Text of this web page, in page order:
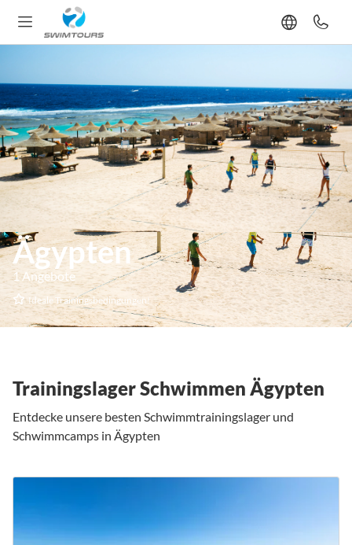
Ägypten
1 Angebote
Ideale Trainingsbedingungen!
Trainingslager Schwimmen Ägypten
Entdecke unsere besten Schwimmtrainingslager und
Schwimmcamps in Ägypten